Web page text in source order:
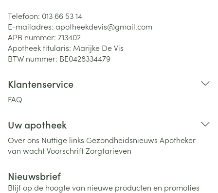
Telefoon: 013 66 53 14
E-mailadres: apotheekdevis@gmail.com
APB nummer: 713402
Apotheek titularis: Marijke De Vis
BTW nummer: BE0428334479
Klantenservice
FAQ
Uw apotheek
Over ons Nuttige links Gezondheidsnieuws Apotheker
van wachtVoorschriftZorgtarieven
Nieuwsbrief
Blijf op de hoogte van nieuwe producten en promoties